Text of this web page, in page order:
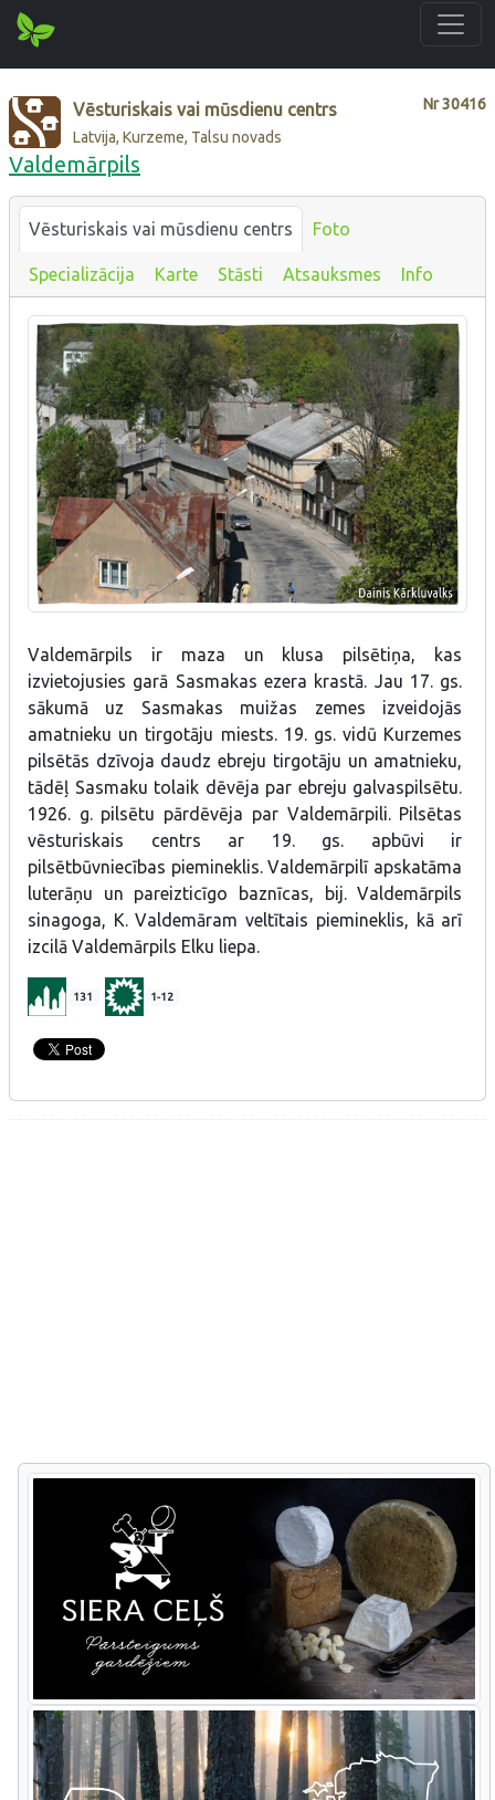
Nr30416
Vēsturiskais vai mūsdienu centrs
Latvija, Kurzeme, Talsu novads
Valdemārpils
Vēsturiskais vai mūsdienu centrs Foto
Specializācija Karte Stāsti Atsauksmes Info
Valdemārpils ir maza un klusa pilsētiņa, kas
izvietojusies garā Sasmakas ezera krastā. Jau 17. gs.
sākumā uz Sasmakas muižas zemes izveidojās
amatnieku un tirgotāju miests. 19. gs. vidū Kurzemes
pilsētās dzīvoja daudz ebreju tirgotāju un amatnieku,
tādēļ Sasmaku tolaik dēvēja par ebreju galvaspilsētu.
1926. g. pilsētu pārdēvēja par Valdemārpili. Pilsētas
vēsturiskais centrs ar 19. gs. apbūvi ir
pilsētbūvniecības piemineklis. Valdemārpilī apskatāma
luterāņu un pareizticīgo baznīcas, bij. Valdemārpils
sinagoga, K. Valdemāram veltītais piemineklis, kā arī
izcilā Valdemārpils Elku liepa.
131 1-12